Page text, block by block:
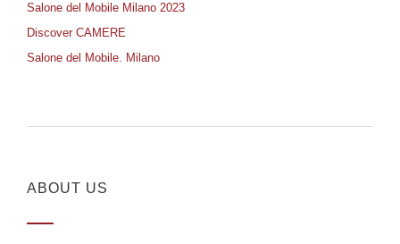
Salone del Mobile Milano 2023
Discover CAMERE
Salone del Mobile. Milano
ABOUT US